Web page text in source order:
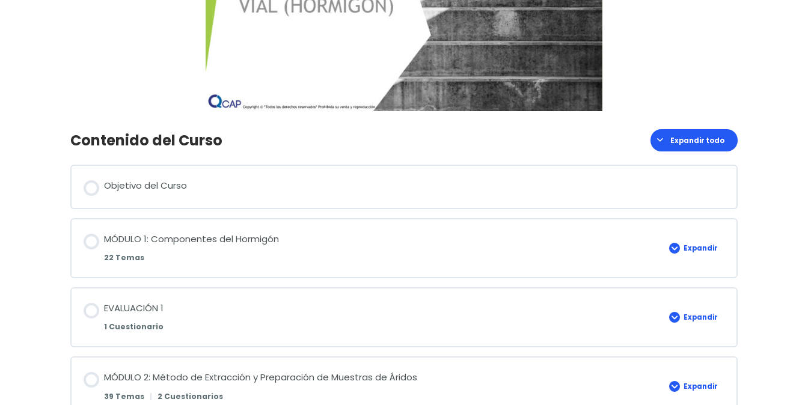
Contenido del Curso Expandir todo
Lecciones
Objetivo del Curso
MÓDULO 1: Componentes del Hormigón
22 Temas
Expandir
MÓDULO
del
Hormigón
EVALUACIÓN 1
1 Cuestionario
Expandir
EVALUACIÓN
MÓDULO 2: Método de Extracción y Preparación de Muestras de Áridos
39 Temas | 2 Cuestionarios
Expandir
MÓDULO